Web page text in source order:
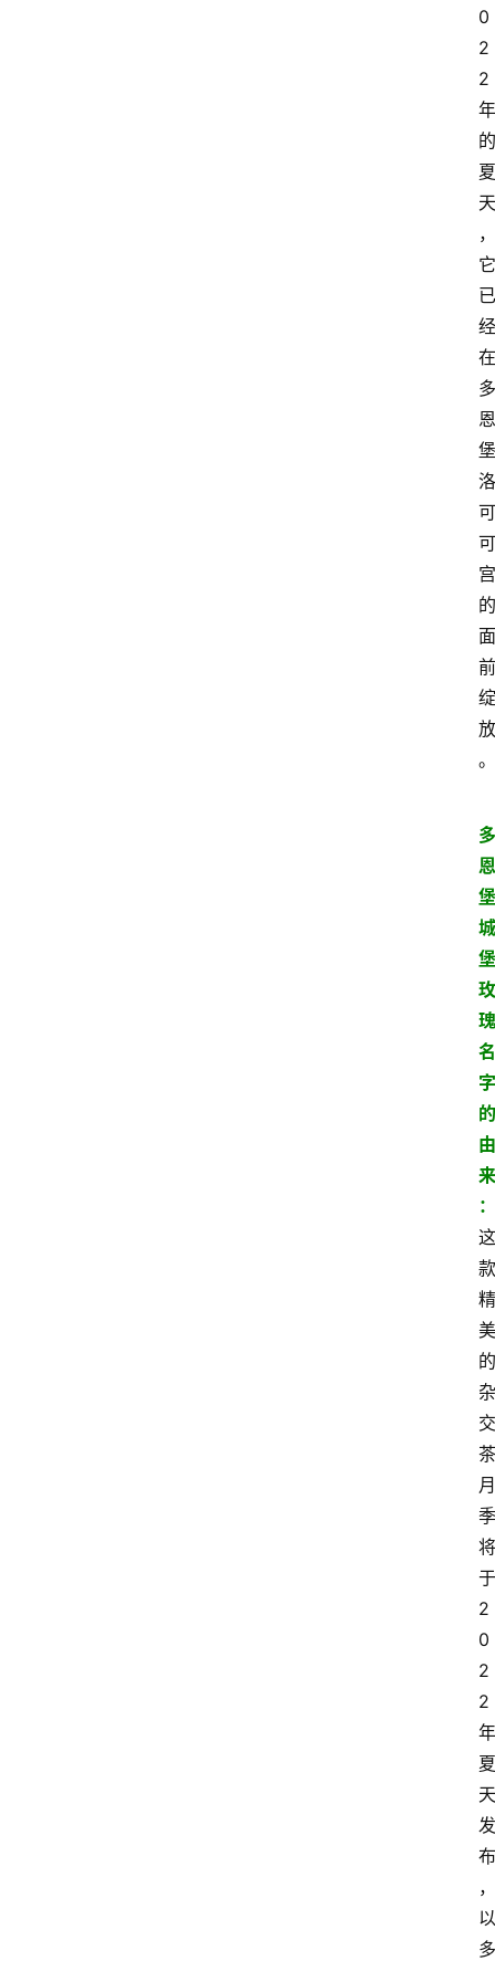
0
2
2
年
的
夏
天
，
它
已
经
在
多
恩
堡
洛
可
可
宫
的
面
前
绽
放
。
多
恩
堡
城
堡
玫
瑰
名
字
的
由
来
：
这
款
精
美
的
杂
交
茶
月
季
将
于
2
0
2
2
年
夏
天
发
布
，
以
多